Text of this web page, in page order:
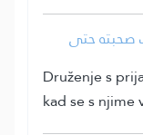
صحبته حتى
Druženje s
kad se s njime